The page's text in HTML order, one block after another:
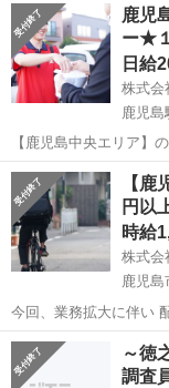
許 ※副業可 詳
鹿児
ー★
日給
株式
鹿児島
【鹿児島中央エリア】の皆さん、
｢出前館｣の配達パートナー（
鹿児島 鹿児島市
【鹿
円以
時給
株式会
鹿児島
今回、業務拡大に伴い 配
報酬は1件毎の完全歩合
鹿児島 鹿児島市
～徳
調査